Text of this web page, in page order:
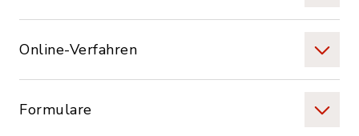
Online-Verfahren
Formulare